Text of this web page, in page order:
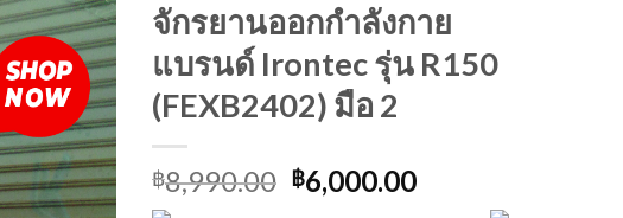
จักรยานออกกำลังกาย
แบรนด์ Irontec รุ่น R150
(FEXB2402) มือ 2
฿8,990.00 ฿6,000.00